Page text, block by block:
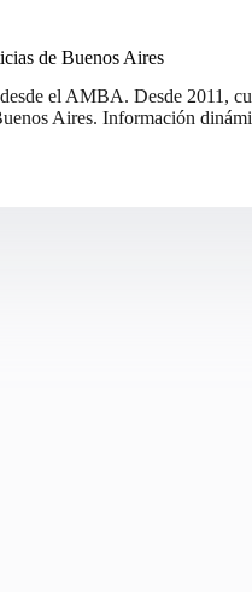
de Buenos Aires
el AMBA. Desde 2011,
Aires. Información